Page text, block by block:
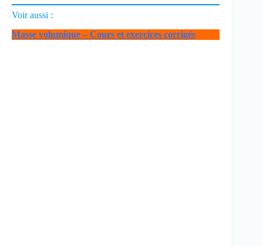
Voir aussi :
Masse volumique – Cours et exercices corrigés